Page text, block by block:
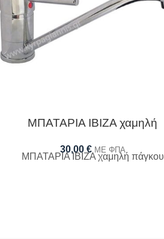
ΜΠΑΤΑΡΙΑ IBIZA χαμηλή
30,00 € ΜΕ ΦΠΑ
ΜΠΑΤΑΡΙΑ IBIZA χαμηλή πάγκου